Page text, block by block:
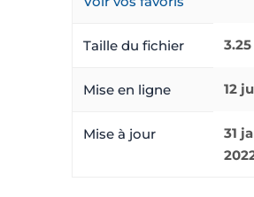
Taille du fichier
Mise en ligne 12
Mise à jour
31